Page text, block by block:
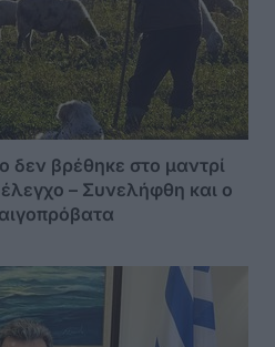
δεν βρέθηκε στο μαντρί
– Συνελήφθη και ο